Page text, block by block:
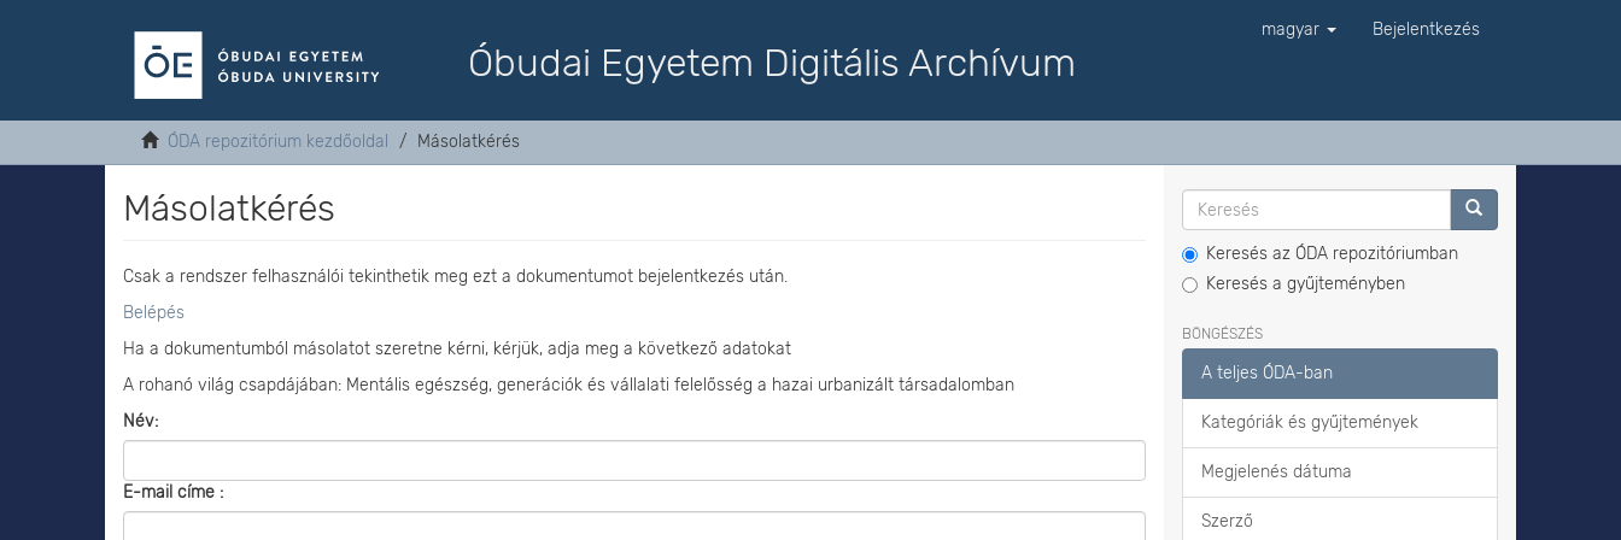
Óbudai Egyetem Digitális Archívum
magyar Bejelentkezés
ÓDA repozitórium kezdőoldal Másolatkérés
Másolatkérés
Csak a rendszer felhasználói tekinthetik meg ezt a dokumentumot bejelentkezés után.
Belépés
Ha a dokumentumból másolatot szeretne kérni, kérjük, adja meg a következő adatokat
A rohanó világ csapdájában: Mentális egészség, generációk és vállalati felelősség a hazai urbanizált társadalomban
Név:
E-mail címe :
Keresés az ÓDA repozitóriumban
Keresés a gyűjteményben
BÖNGÉSZÉS
A teljes ÓDA-ban
Kategóriák és gyűjtemények
Megjelenés dátuma
Szerző